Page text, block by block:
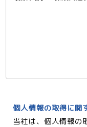
個人情報の取得に関
当社は、個人情報の